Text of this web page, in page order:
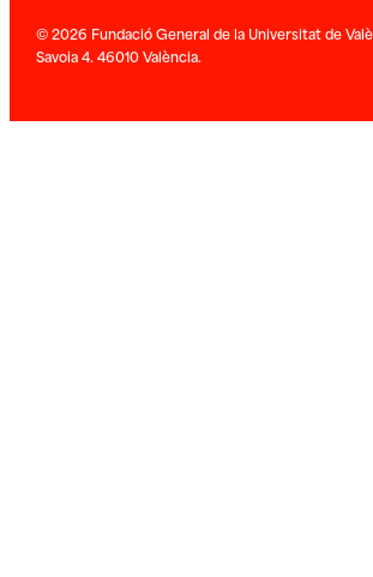
© 2026 Fundació General de la Universitat de
Savoia 4. 46010 València.